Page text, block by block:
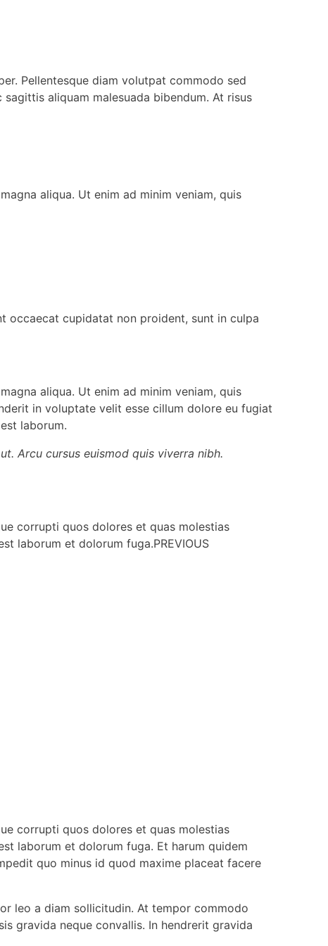
Pellentesque diam volutpat commodo sed
aliquam malesuada bibendum. At risus
aliqua. Ut enim ad minim veniam, quis
occaecat cupidatat non proident, sunt in culpa
aliqua. Ut enim ad minim veniam, quis
in voluptate velit esse cillum dolore eu fugiat
laborum.
Arcu cursus euismod quis viverra nibh.
corrupti quos dolores et quas molestias
laborum et dolorum fuga.PREVIOUS
corrupti quos dolores et quas molestias
laborum et dolorum fuga. Et harum quidem
quo minus id quod maxime placeat facere
leo a diam sollicitudin. At tempor commodo
gravida neque convallis. In hendrerit gravida